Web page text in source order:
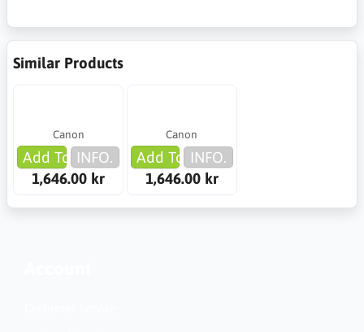
Similar Products
Canon
Add To Cart
INFO.
1,646.00 kr
Canon
Add To Cart
INFO.
1,646.00 kr